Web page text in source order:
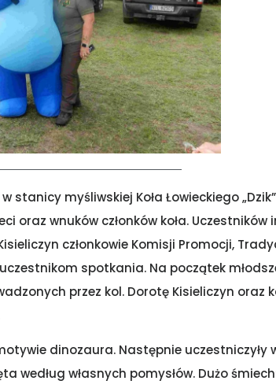
stanicy myśliwskiej Koła Łowieckiego
oraz wnuków członków koła. Uczestników
członkowie Komisji Promocji,
spotkania. Na początek
przez kol. Dorotę Kisieliczyn oraz
dinozaura. Następnie uczestniczyły
według własnych pomysłów. Dużo